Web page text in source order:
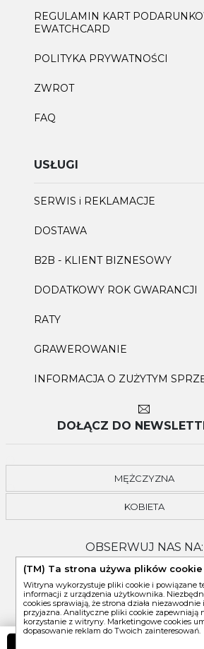
REGULAMIN KART
EWATCHCARD
POLITYKA PRYWATNOŚCI
ZWROT
FAQ
USŁUGI
SERWIS i REKLAMACJE
DOSTAWA
B2B - KLIENT BIZNESOWY
DODATKOWY ROK GWARANCJI
RATY
GRAWEROWANIE
INFORMACJA O ZUŻYTYM
DOŁĄCZ DO
MĘŻCZYZNA
KOBIETA
OBSERWUJ NAS NA:
(TM) Ta strona używa plików cookie
Witryna wykorzystuje pliki cookie i powiązane
informacji z urządzenia użytkownika.
cookies sprawiają, że strona działa niezawodnie
przyjazna. Analityczne pliki cookie zapewniają
korzystanie z witryny. Marketingowe cookies
dopasowanie reklam do Twoich zainteresowań.